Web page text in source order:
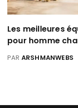
Les meilleures
pour homme
PAR ARSHMANWEBS